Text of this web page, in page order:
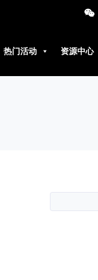
热门活动 资源中心